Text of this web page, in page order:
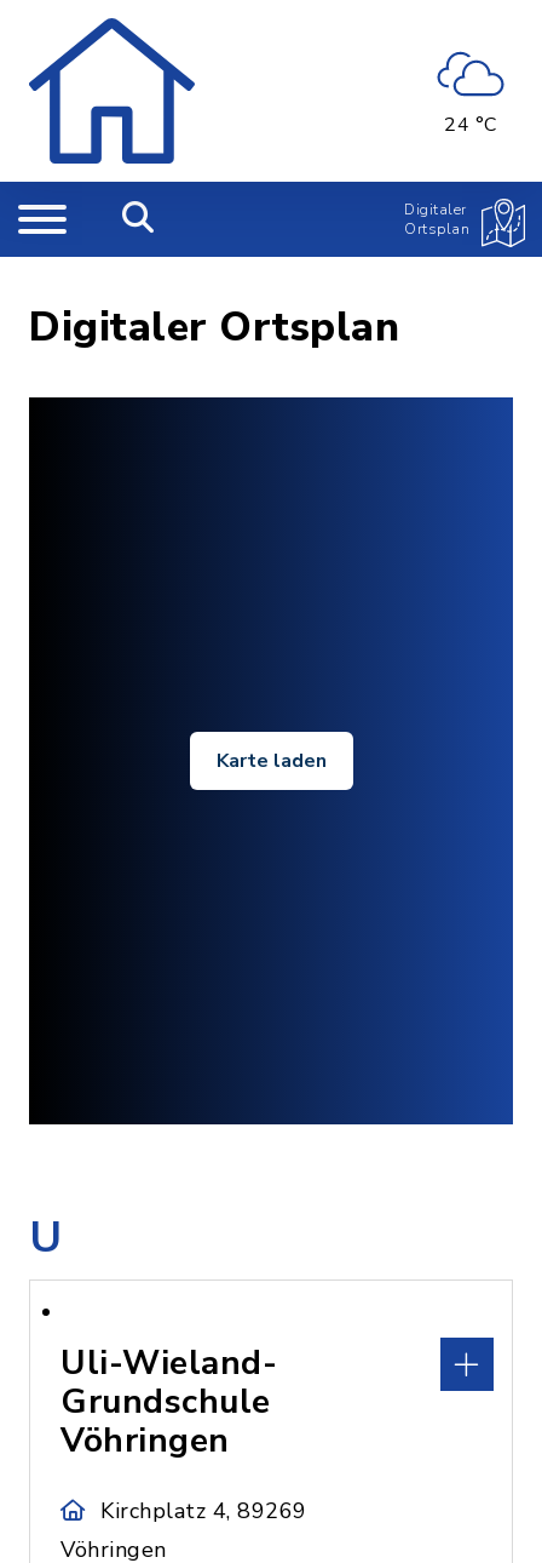
24 °C
Digitaler
Ortsplan
Digitaler Ortsplan
Karte laden
U
Uli-Wieland-
Grundschule
Vöhringen
Kirchplatz 4, 89269
Vöhringen